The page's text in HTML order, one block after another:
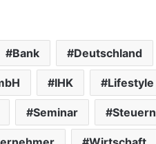
Bank Deutschland
IHK Lifestyle
Seminar Steuern